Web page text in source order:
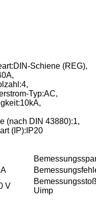
Schiene (REG),
Typ:AC,
(nach DIN 43880):1,
(IP):IP20
V
Uimp